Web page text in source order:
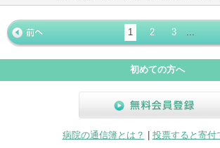
ホームペ
ージ
動画 写真 女医 駐車場
クレジッ
トカード
入院
« 前ペー
ジ
1 2 3
初めての方へ
病院の通信簿とは？
投票すると寄付